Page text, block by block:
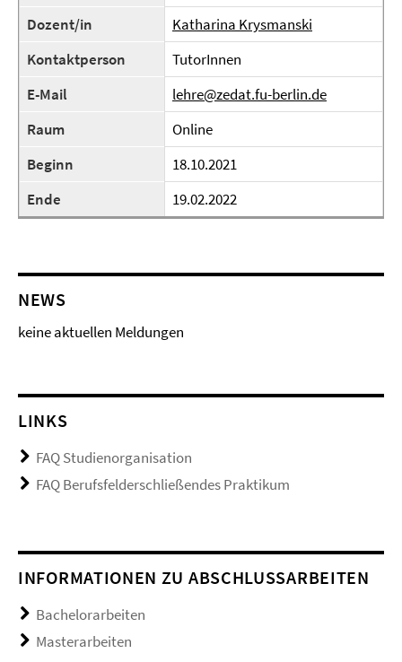
Dozent/in
Katharina Krysmanski
Kontaktperson
TutorInnen
E-Mail
lehre@zedat.fu-berlin.de
Raum
Online
Beginn
18.10.2021
Ende
19.02.2022
NEWS
keine aktuellen Meldungen
LINKS
FAQ Studienorganisation
FAQ Berufsfelderschließendes Praktikum
INFORMATIONEN ZU ABSCHLUSSARBEITEN
Bachelorarbeiten
Masterarbeiten